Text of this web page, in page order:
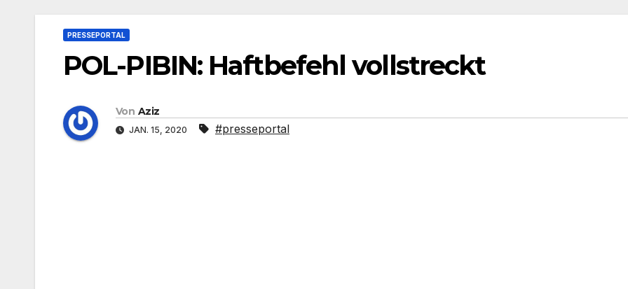
PRESSEPORTAL
POL-PIBIN: Haftbefehl vollstreckt
Von Aziz
JAN. 15, 2020 #presseportal